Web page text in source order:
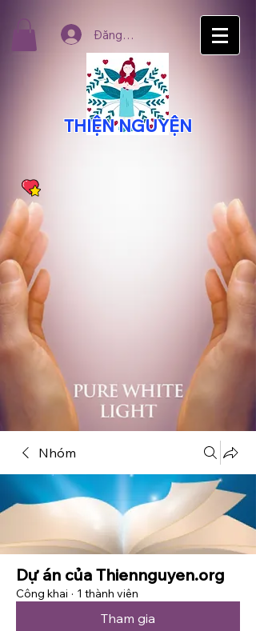
THIỆN NGUYỆN
Đăng nhập
Nhóm
Dự án của Thiennguyen.org
Công khai · 1 thành viên
Tham gia